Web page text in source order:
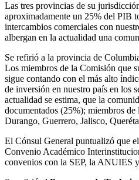
Las tres provincias de su
aproximadamente un 25% del PIB
intercambios comerciales con
albergan en la actualidad una
Se refirió a la provincia de
Los miembros de la Comisión que
sigue contando con el más alto
de inversión en nuestro país en los
actualidad se estima, que la
documentados (25%); miembros
Durango, Guerrero, Jalisco,
El Cónsul General puntualizó que
Convenio Académico
convenios con la SEP, la ANUIES